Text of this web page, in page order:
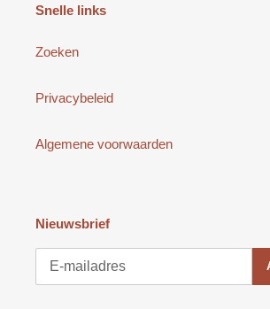
Snelle links
Zoeken
Privacybeleid
Algemene voorwaarden
Nieuwsbrief